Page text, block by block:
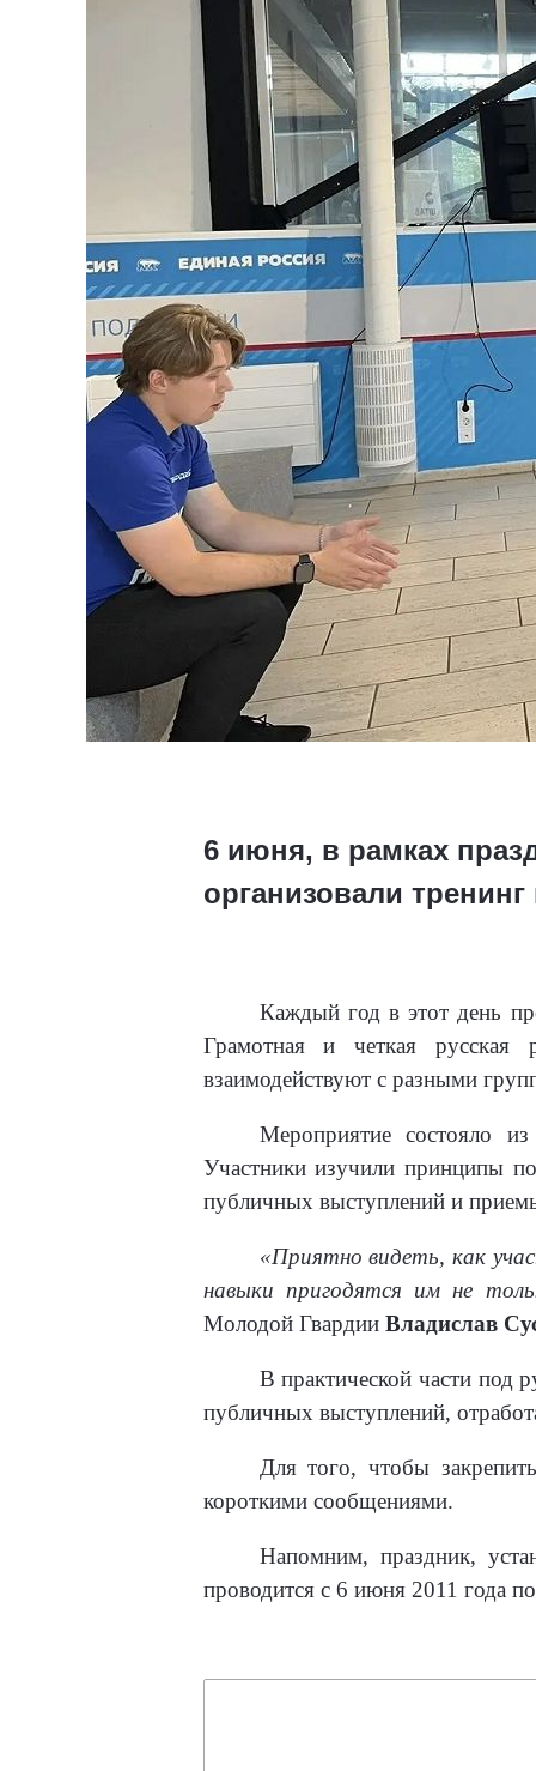
6 июня, в рамках
организовали
Каждый год в этот день
Грамотная и четкая русская
взаимодействуют с разными
Мероприятие состояло
Участники изучили принципы
публичных выступлений и
«Приятно видеть, как
навыки пригодятся им не
Молодой Гвардии Владислав
В практической части под
публичных выступлений,
Для того, чтобы
короткими сообщениями.
Напомним, праздник,
проводится с 6 июня 2011 года